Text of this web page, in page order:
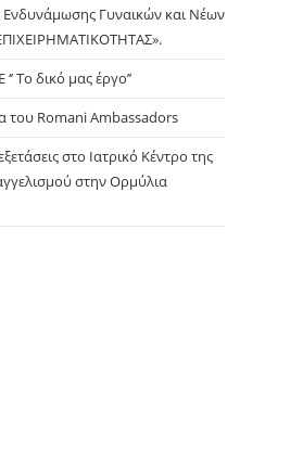
Ενδυνάμωσης Γυναικών και Νέων
Το δικό μας έργο’’
του Romani Ambassadors
στο Ιατρικό Κέντρο της
στην Ορμύλια